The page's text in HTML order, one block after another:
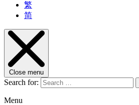
繁
简
Close menu
Search for:
Menu